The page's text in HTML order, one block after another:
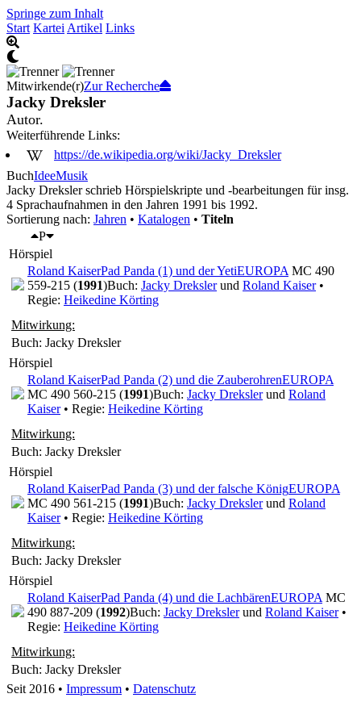
Springe zum Inhalt
Start Kartei Artikel Links
Mitwirkende(r)Zur Recherche
Jacky Dreksler
Autor.
Weiterführende Links:
https://de.wikipedia.org/wiki/Jacky_Dreksler
BuchIdeeMusik
Jacky Dreksler schrieb Hörspielskripte und -bearbeitungen für insg.
4 Sprachaufnahmen in den Jahren 1991 bis 1992.
Sortierung nach: Jahren • Katalogen • Titeln
P
Hörspiel
Roland KaiserPad Panda (1) und der YetiEUROPA MC 490
559-215 (1991)Buch: Jacky Drekslerund Roland Kaiser•
Regie: Heikedine Körting
Mitwirkung:
Buch: Jacky Dreksler
Hörspiel
Roland KaiserPad Panda (2) und die ZauberohrenEUROPA
MC 490 560-215 (1991)Buch: Jacky Drekslerund Roland
Kaiser• Regie: Heikedine Körting
Mitwirkung:
Buch: Jacky Dreksler
Hörspiel
Roland KaiserPad Panda (3) und der falsche KönigEUROPA
MC 490 561-215 (1991)Buch: Jacky Drekslerund Roland
Kaiser• Regie: Heikedine Körting
Mitwirkung:
Buch: Jacky Dreksler
Hörspiel
Roland KaiserPad Panda (4) und die LachbärenEUROPA MC
490 887-209 (1992)Buch: Jacky Drekslerund Roland Kaiser•
Regie: Heikedine Körting
Mitwirkung:
Buch: Jacky Dreksler
Seit 2016 • Impressum • Datenschutz